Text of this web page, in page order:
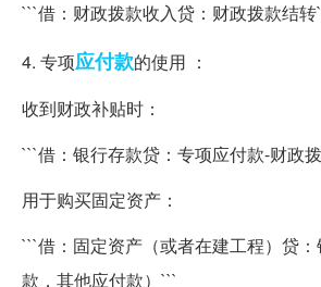
```借：财政拨款收入贷：财政拨款结转
4. 专项应付款的使用 ：
收到财政补贴时：
```借：银行存款贷：专项应付款-财政
用于购买固定资产：
```借：固定资产（或者在建工程）贷
款，其他应付款）```